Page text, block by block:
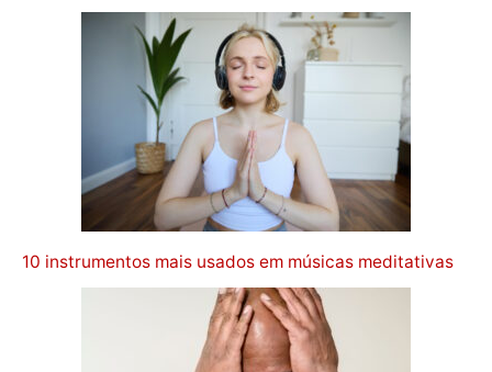
10 instrumentos mais usados em músicas meditativas